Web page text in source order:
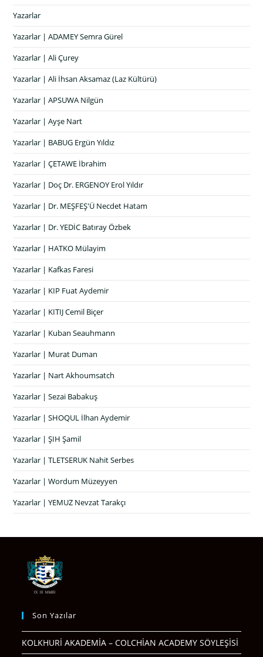
Yazarlar
Yazarlar | ADAMEY Semra Gürel
Yazarlar | Ali Çurey
Yazarlar | Ali İhsan Aksamaz (Laz Kültürü)
Yazarlar | APSUWA Nilgün
Yazarlar | Ayşe Nart
Yazarlar | BABUG Ergün Yıldız
Yazarlar | ÇETAWE İbrahim
Yazarlar | Doç Dr. ERGENOY Erol Yıldır
Yazarlar | Dr. MEŞFEŞ'Ü Necdet Hatam
Yazarlar | Dr. YEDİC Batıray Özbek
Yazarlar | HATKO Mülayim
Yazarlar | Kafkas Faresi
Yazarlar | KIP Fuat Aydemir
Yazarlar | KITIJ Cemil Biçer
Yazarlar | Kuban Seauhmann
Yazarlar | Murat Duman
Yazarlar | Nart Akhoumsatch
Yazarlar | Sezai Babakuş
Yazarlar | SHOQUL İlhan Aydemir
Yazarlar | ŞIH Şamil
Yazarlar | TLETSERUK Nahit Serbes
Yazarlar | Wordum Müzeyyen
Yazarlar | YEMUZ Nevzat Tarakçı
Son Yazılar
KOLKHURİ AKADEMİA – COLCHİAN ACADEMY SÖYLEŞİSİ